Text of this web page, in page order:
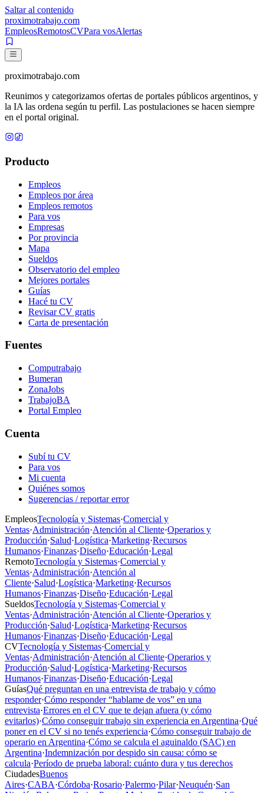
Saltar al contenido
proximotrabajo.com
EmpleosRemotosCVPara vosAlertas
proximotrabajo.com
Reunimos y categorizamos ofertas de portales públicos argentinos, y
la IA las ordena según tu perfil. Las postulaciones se hacen siempre
en el portal original.
Producto
Empleos
Empleos por área
Empleos remotos
Para vos
Empresas
Por provincia
Mapa
Sueldos
Observatorio del empleo
Mejores portales
Guías
Hacé tu CV
Revisar CV gratis
Carta de presentación
Fuentes
Computrabajo
Bumeran
ZonaJobs
TrabajoBA
Portal Empleo
Cuenta
Subí tu CV
Para vos
Mi cuenta
Quiénes somos
Sugerencias / reportar error
EmpleosTecnología y Sistemas·Comercial y
Ventas·Administración·Atención al Cliente·Operarios y
Producción·Salud·Logística·Marketing·Recursos
Humanos·Finanzas·Diseño·Educación·Legal
RemotoTecnología y Sistemas·Comercial y
Ventas·Administración·Atención al
Cliente·Salud·Logística·Marketing·Recursos
Humanos·Finanzas·Diseño·Educación·Legal
SueldosTecnología y Sistemas·Comercial y
Ventas·Administración·Atención al Cliente·Operarios y
Producción·Salud·Logística·Marketing·Recursos
Humanos·Finanzas·Diseño·Educación·Legal
CVTecnología y Sistemas·Comercial y
Ventas·Administración·Atención al Cliente·Operarios y
Producción·Salud·Logística·Marketing·Recursos
Humanos·Finanzas·Diseño·Educación·Legal
GuíasQué preguntan en una entrevista de trabajo y cómo
responder·Cómo responder “hablame de vos” en una
entrevista·Errores en el CV que te dejan afuera (y cómo
evitarlos)·Cómo conseguir trabajo sin experiencia en Argentina·Qué
poner en el CV si no tenés experiencia·Cómo conseguir trabajo de
operario en Argentina·Cómo se calcula el aguinaldo (SAC) en
Argentina·Indemnización por despido sin causa: cómo se
calcula·Período de prueba laboral: cuánto dura y tus derechos
CiudadesBuenos
Aires·CABA·Córdoba·Rosario·Palermo·Pilar·Neuquén·San